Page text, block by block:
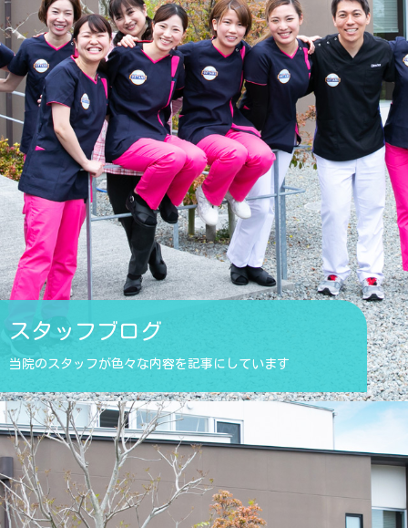
スタッフブログ
当院のスタッフが色々な内容を記事にしています